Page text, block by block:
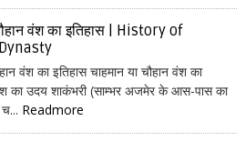
वंश का इतिहास | History of
वंश का इतिहास चाहमान या चौहान वंश का
का उदय शाकंभरी (साम्भर अजमेर के आस-पास का
Readmore